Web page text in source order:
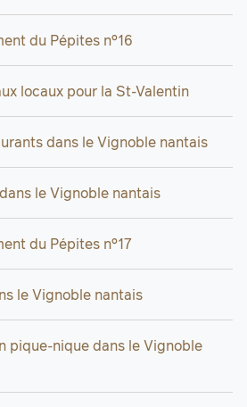
du Pépites n°16
locaux pour la St-Valentin
dans le Vignoble nantais
le Vignoble nantais
du Pépites n°17
le Vignoble nantais
pique-nique dans le Vignoble